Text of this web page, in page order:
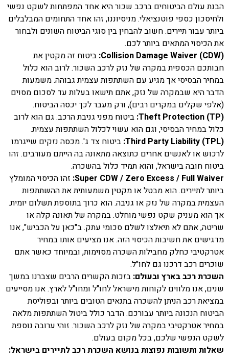
הבנת עולם הביטוחים ברכב שכור היא אחד המפתחות לשקט נפשי
ולחיסכון כספי פוטנציאלי. מניסיוננו, זהו אחד התחומים המבלבלים
ביותר עבור תיירים. חשוב להבחין בין סוגי הביטוח השונים ולבחור
את הכיסוי המתאים ביותר לכם.
Collision Damage Waiver (CDW): ביטוח זה מקטין את
חבותכם הכספית במקרה של נזק לרכב השכור. לרוב הוא כלול
במחיר הבסיסי אך מגיע עם השתתפות עצמית גבוהה. משמעות
הדבר היא שבמקרה של נזק, אתם תישאו בעלות עד לסכום מסוים
(אלפי שקלים במקרים רבים), ורק מעבר לכך יכסה הביטוח.
Theft Protection (TP): ביטוח מפני גניבת הרכב. גם הוא לרוב
כלול במחיר הבסיסי, וגם הוא עשוי לכלול השתתפות עצמית.
Third Party Liability (TPL): ביטוח צד ג'. מכסה נזקים שייגרמו
לרכוש או לאנשים אחרים כתוצאה מתאונה בה הייתם מעורבים. זהו
ביטוח חובה בישראל, והוא תמיד כלול בהשכרה.
Super CDW / Zero Excess / Full Waiver: זהו הכיסוי המומלץ
ביותר לתיירים. הוא מבטל או מקטין משמעותית את ההשתתפות
העצמית במקרה של נזק או גניבה. הוא כרוך בתוספת תשלום יומית.
אך הוא מעניק שקט נפשי מוחלט. במקרה של תאונה קלה או
שריטה, אתם לא תיאלצו לשלם סכומי עתק. ב"כאן על הכביש", אנו
מדגישים את חשיבות הכיסוי הזה. אנו מציעים אותו במחיר
אטרקטיבי כחלק מחבילות השכרה מסוימות, ובמיוחד כאשר אתם
שוכרים רכב דרכנו גם לחו"ל.
השכרת רכב בארץ ובעולם: בזכות הקשרים הרבים שצברנו במשך
שנים, אנו מלווים לקוחות מישראל לחו"ל ומחו"ל לארץ. אנו מסייעים
במציאת רכב הניתן להשכרה בתנאים הטובים ביותר ובפוליסת
הביטוח הנכונה ביותר עבורכם. הדבר כולל ביטול השתתפות מלאה
במחיר אטרקטיבי במקרה של נזק לרכב השכור. זוהי ערובה נוספת
לשקט הנפשי שלכם, בכל מקום בעולם.
שאלות ותשובות נפוצות בנושא השכרת רכב לתיירים בישראל: